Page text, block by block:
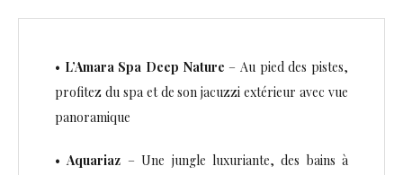
• L’Amara Spa Deep Nature – Au pied des pistes,
profitez du spa et de son jacuzzi extérieur avec vue
panoramique
•Aquariaz – Une jungle luxuriante, des bains à